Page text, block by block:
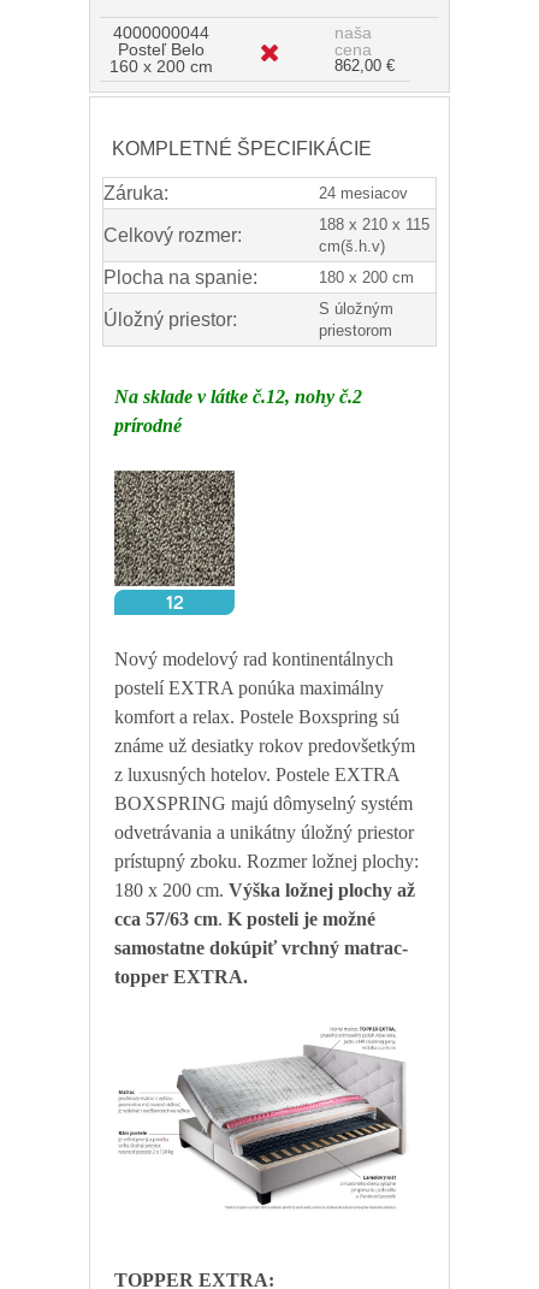
4000000044
Posteľ Belo
160 x 200 cm
naša
cena
862,00 €
KOMPLETNÉ ŠPECIFIKÁCIE
Záruka: 24 mesiacov
Celkový rozmer:
188 x 210 x 115
cm(š.h.v)
Plocha na spanie: 180 x 200 cm
Úložný priestor:
S úložným
priestorom
Na sklade v látke č.12, nohy č.2
prírodné
Nový modelový rad kontinentálnych
postelí EXTRA ponúka maximálny
komfort a relax. Postele Boxspring sú
známe už desiatky rokov predovšetkým
z luxusných hotelov. Postele EXTRA
BOXSPRING majú dômyselný systém
odvetrávania a unikátny úložný priestor
prístupný zboku. Rozmer ložnej plochy:
180 x 200 cm. Výška ložnej plochy až
cca 57/63 cm. K posteli je možné
samostatne dokúpiť vrchný matrac-
topper EXTRA.
TOPPER EXTRA: